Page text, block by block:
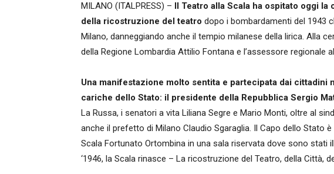
MILANO (ITALPRESS) – Il Teatro alla Scala ha ospitato oggi la
della ricostruzione del teatro dopo i bombardamenti del 1943
Milano, danneggiando anche il tempio milanese della lirica. Alla
della Regione Lombardia Attilio Fontana e l’assessore regionale
Una manifestazione molto sentita e partecipata dai cittadini
cariche dello Stato: il presidente della Repubblica Sergio
La Russa, i senatori a vita Liliana Segre e Mario Monti, oltre al
anche il prefetto di Milano Claudio Sgaraglia. Il Capo dello Stato
Scala Fortunato Ortombina in una sala riservata dove sono
‘1946, la Scala rinasce – La ricostruzione del Teatro, della Città,